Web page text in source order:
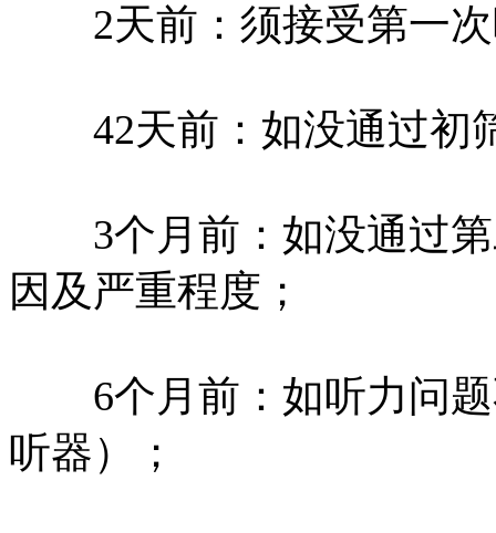
2天前：须接受第一次
42天前：如没通过初
3个月前：如没通过第
因及严重程度；
6个月前：如听力问题
听器）；